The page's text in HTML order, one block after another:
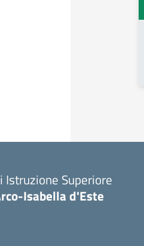
Istruzione Superiore
Isabella d'Este